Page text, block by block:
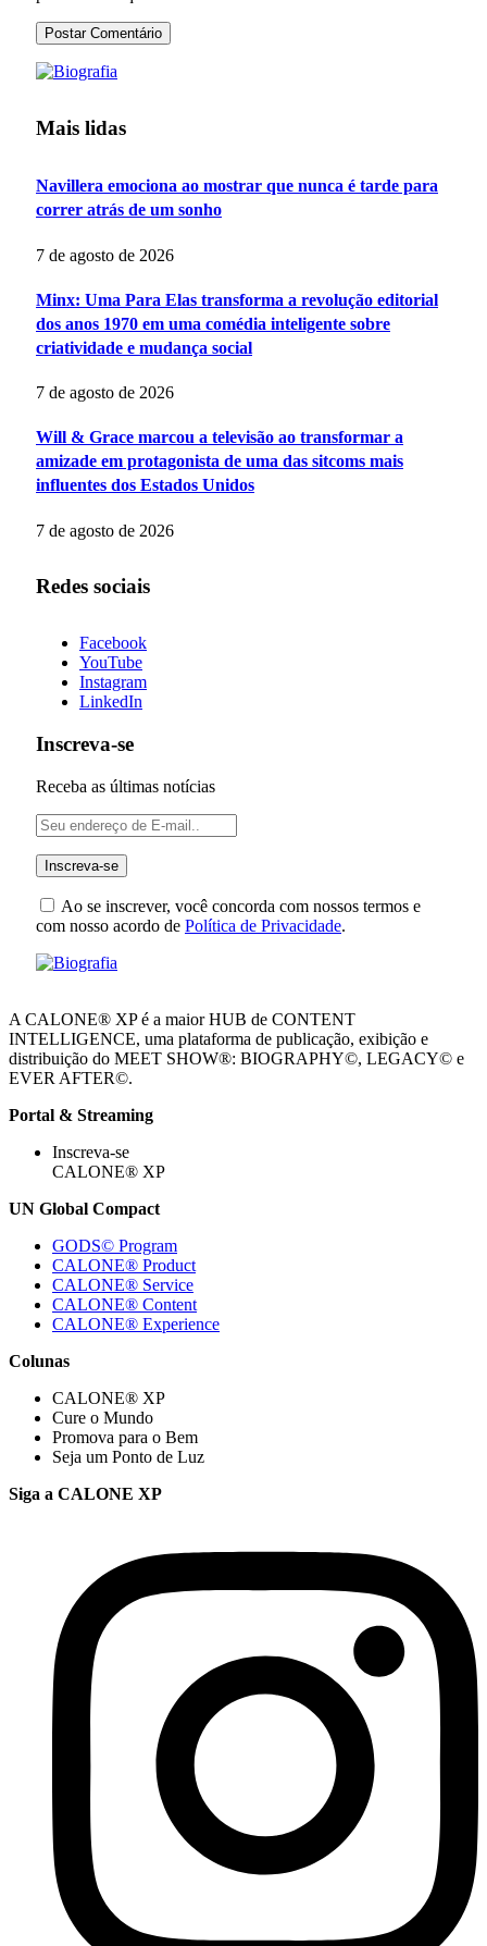
Mais lidas
Navillera emociona ao mostrar que nunca é tarde para
correr atrás de um sonho
7 de agosto de 2026
Minx: Uma Para Elas transforma a revolução editorial
dos anos 1970 em uma comédia inteligente sobre
criatividade e mudança social
7 de agosto de 2026
Will & Grace marcou a televisão ao transformar a
amizade em protagonista de uma das sitcoms mais
influentes dos Estados Unidos
7 de agosto de 2026
Redes sociais
Facebook
YouTube
Instagram
LinkedIn
Inscreva-se
Receba as últimas notícias
Ao se inscrever, você concorda com nossos termos e
com nosso acordo de Política de Privacidade.
A CALONE® XP é a maior HUB de CONTENT
INTELLIGENCE, uma plataforma de publicação, exibição e
distribuição do MEET SHOW®: BIOGRAPHY©, LEGACY© e
EVER AFTER©.
Portal & Streaming
Inscreva-se
CALONE® XP
UN Global Compact
GODS© Program
CALONE® Product
CALONE® Service
CALONE® Content
CALONE® Experience
Colunas
CALONE® XP
Cure o Mundo
Promova para o Bem
Seja um Ponto de Luz
Siga a CALONE XP